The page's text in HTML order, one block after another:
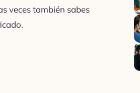
veces también sabes